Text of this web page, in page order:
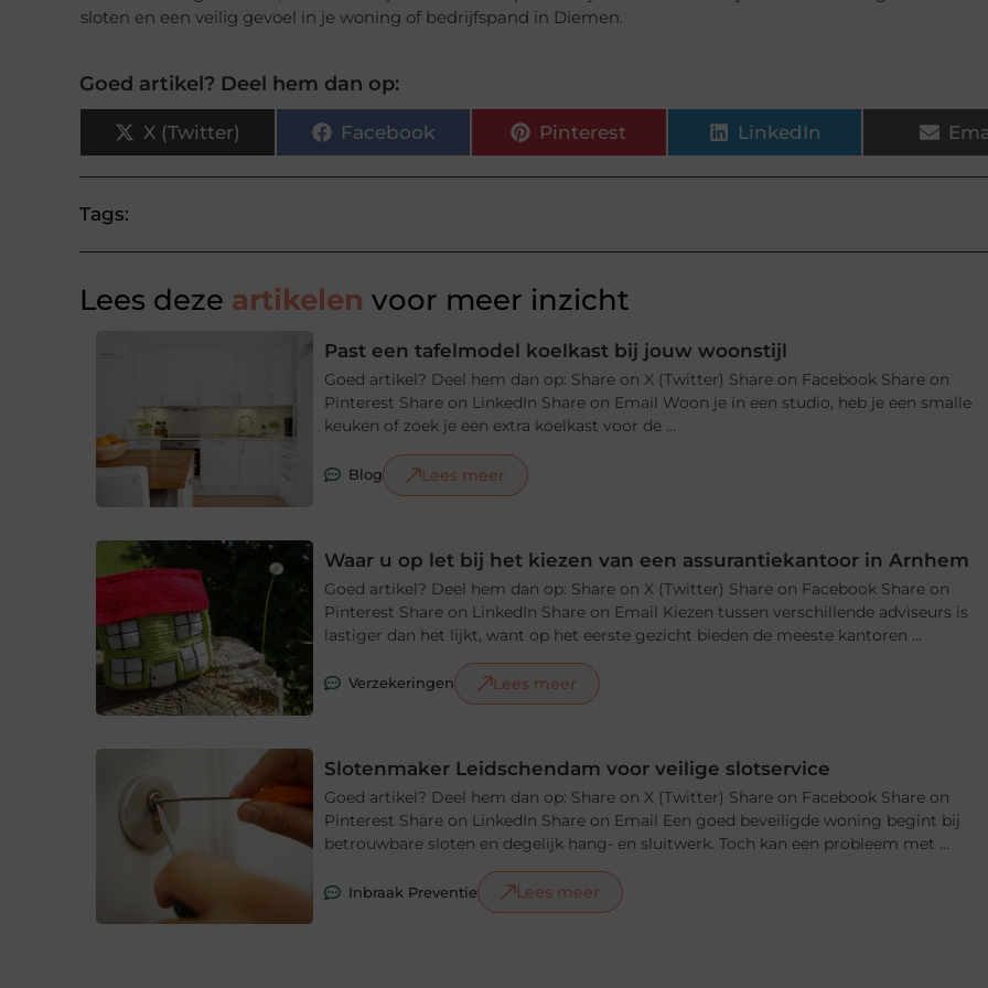
sloten en een veilig gevoel in je woning of bedrijfspand in Diemen.
Goed artikel? Deel hem dan op:
X (Twitter) Facebook Pinterest LinkedIn
Tags:
Lees deze artikelen voor meer inzicht
Past een tafelmodel koelkast bij jouw woonstijl
Goed artikel? Deel hem dan op: Share on X (Twitter) Share on Facebook Share on
Pinterest Share on LinkedIn Share on Email Woon je in een studio, heb je een smalle
keuken of zoek je een extra koelkast voor de ...
Blog Lees meer
Waar u op let bij het kiezen van een assurantiekantoor in Arnhem
Goed artikel? Deel hem dan op: Share on X (Twitter) Share on Facebook Share on
Pinterest Share on LinkedIn Share on Email Kiezen tussen verschillende adviseurs is
lastiger dan het lijkt, want op het eerste gezicht bieden de meeste kantoren ...
Verzekeringen Lees meer
Slotenmaker Leidschendam voor veilige slotservice
Goed artikel? Deel hem dan op: Share on X (Twitter) Share on Facebook Share on
Pinterest Share on LinkedIn Share on Email Een goed beveiligde woning begint bij
betrouwbare sloten en degelijk hang- en sluitwerk. Toch kan een probleem met ...
Inbraak Preventie Lees meer